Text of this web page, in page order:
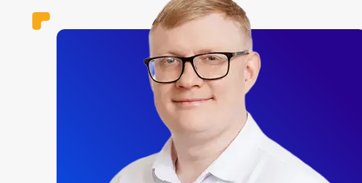
Возможен выборочный заказ стендов из комплекта.
560*800 мм. или 700*1000 мм.